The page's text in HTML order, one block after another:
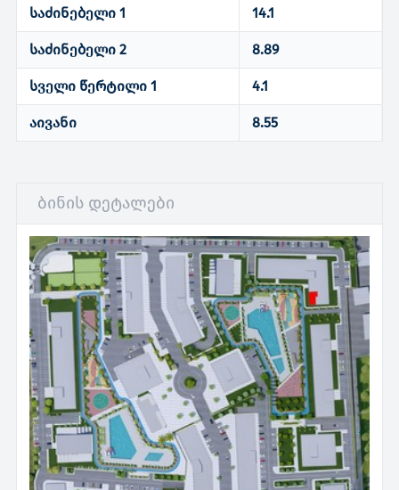
საძინებელი 1 14.1
საძინებელი 2 8.89
სველი წერტილი 1 4.1
აივანი 8.55
ბინის დეტალები